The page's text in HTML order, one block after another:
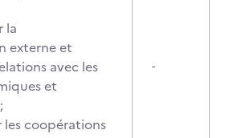
externe et
avec les
et
coopérations
-